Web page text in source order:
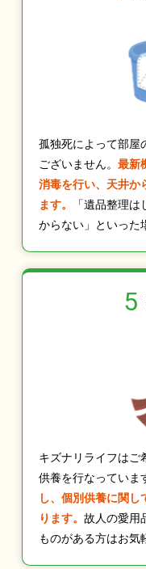
孤独死によって部屋
ございません。 最新
消毒を行い、天井か
ます。
「遺品整理
からない」といった
5
キズナリライフはご
供養を行なっていま
し、個別供養に関
ります。 故人の愛用
ものがある方はお気